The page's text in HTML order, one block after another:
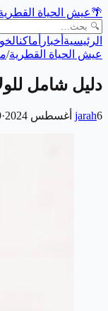
🌴عيش الحياة
الرئيسية أخبار أماكن
عيش الحياة القطرية/
دليل شامل
jarah6 أغسطس 2024 ·